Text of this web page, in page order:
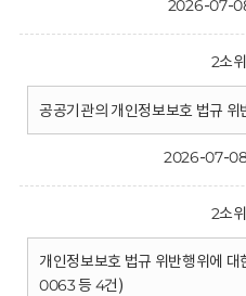
2026-07-
2소
공공기관의 개인정보보호 법규
2026-07-
2소
개인정보보호 법규 위반행위에
0063 등 4건)